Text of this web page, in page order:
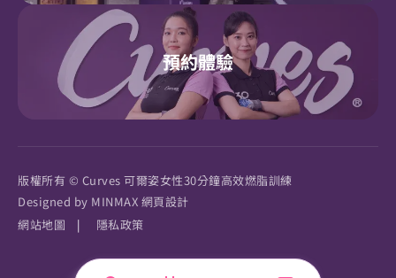
預約體驗
版權所有 © Curves 可爾姿女性30分鐘高效燃脂訓練
Designed by MINMAX 網頁設計
網站地圖
| 隱私政策